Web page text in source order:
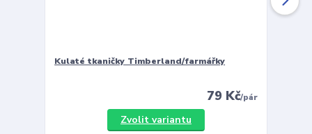
Kulaté tkaničky Timberland/farmářky
79 Kč/pár
Zvolit variantu